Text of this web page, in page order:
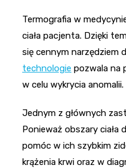
Termografia w
ciała pacjenta. Dzięki
się cennym narzędziem
technologie pozwala na
w celu wykrycia anomalii.
Jednym z głównych
Ponieważ obszary
pomóc w ich szybkim
krążenia krwi oraz w